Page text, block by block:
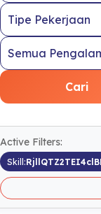
Cari
Active Filters:
Skill: